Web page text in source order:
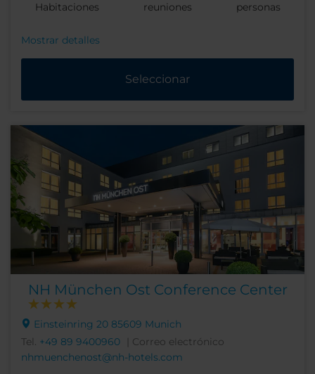
Habitaciones
reuniones
personas
Mostrar detalles
Seleccionar
NH München Ost Conference Center
Einsteinring 20 85609 Munich
Tel. +49 89 9400960
| Correo electrónico
nhmuenchenost@nh-hotels.com